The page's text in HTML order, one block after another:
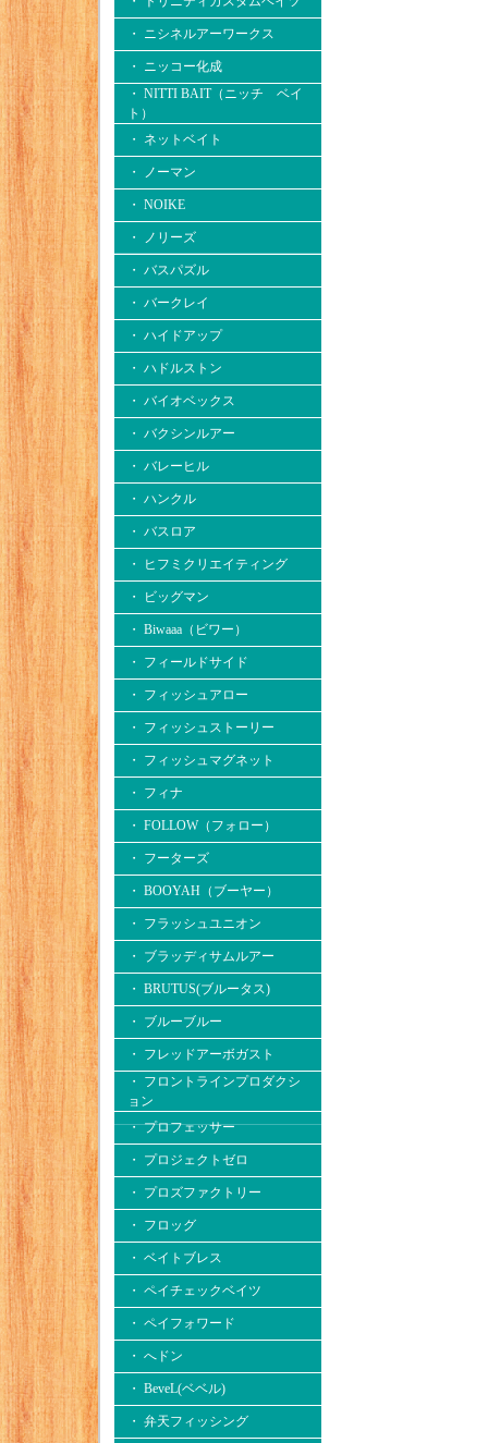
・ ニシネルアーワークス
・ ニッコー化成
・ NITTI BAIT（ニッチ ベイ
ト）
・ ネットベイト
・ ノーマン
・ NOIKE
・ ノリーズ
・ バスパズル
・ バークレイ
・ ハイドアップ
・ ハドルストン
・ バイオベックス
・ バクシンルアー
・ バレーヒル
・ ハンクル
・ バスロア
・ ヒフミクリエイティング
・ ビッグマン
・ Biwaaa（ビワー）
・ フィールドサイド
・ フィッシュアロー
・ フィッシュストーリー
・ フィッシュマグネット
・ フィナ
・ FOLLOW（フォロー）
・ フーターズ
・ BOOYAH（ブーヤー）
・ フラッシュユニオン
・ ブラッディサムルアー
・ BRUTUS(ブルータス)
・ ブルーブルー
・ フレッドアーボガスト
・ フロントラインプロダクシ
ョン
・ プロフェッサー
・ プロジェクトゼロ
・ プロズファクトリー
・ フロッグ
・ ベイトブレス
・ ペイチェックベイツ
・ ペイフォワード
・ へドン
・ BeveL(ベベル)
・ 弁天フィッシング